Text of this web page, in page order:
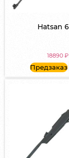
Hatsan
18890₽
Предзаказ